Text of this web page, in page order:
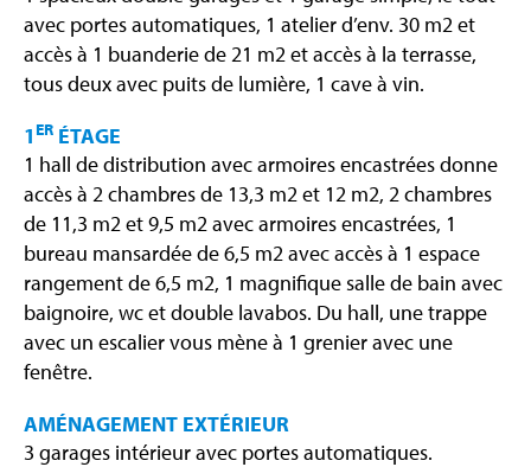
avec portes automatiques, 1 atelier d’env. 30 m2 et
accès à 1 buanderie de 21 m2 et accès à la terrasse,
tous deux avec puits de lumière, 1 cave à vin.
1 ER ÉTAGE
1 hall de distribution avec armoires encastrées donne
accès à 2 chambres de 13,3 m2 et 12 m2, 2 chambres
de 11,3 m2 et 9,5 m2 avec armoires encastrées, 1
bureau mansardée de 6,5 m2 avec accès à 1 espace
rangement de 6,5 m2, 1 magnifique salle de bain avec
baignoire, wc et double lavabos. Du hall, une trappe
avec un escalier vous mène à 1 grenier avec une
fenêtre.
AMÉNAGEMENT EXTÉRIEUR
3 garages intérieur avec portes automatiques.